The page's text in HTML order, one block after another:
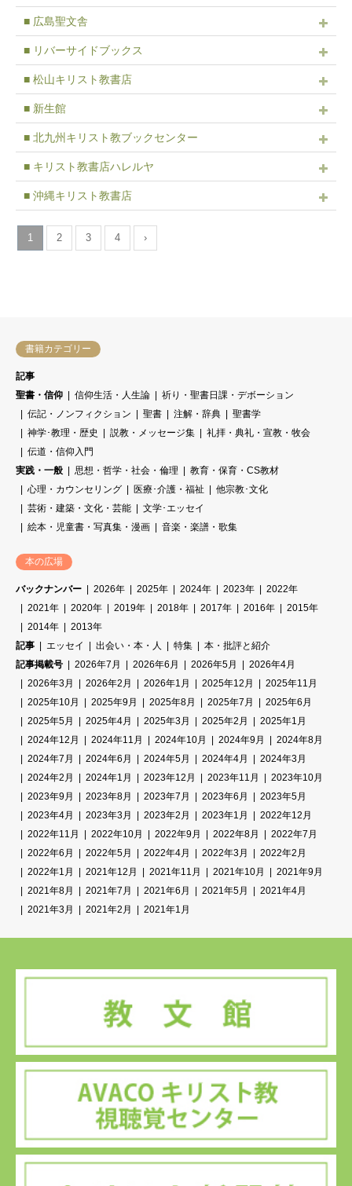
■ 広島聖文舎
■ リバーサイドブックス
■ 松山キリスト教書店
■ 新生館
■ 北九州キリスト教ブックセンター
■ キリスト教書店ハレルヤ
■ 沖縄キリスト教書店
1 2 3 4 ›
書籍カテゴリー
記事
聖書・信仰
信仰生活・人生論
祈り・聖書日課・デボーション
伝記・ノンフィクション
聖書 注解・辞典
聖書学
神学･教理・歴史
説教・メッセージ集
礼拝・典礼・宣教・牧会
伝道・信仰入門
実践・一般
思想・哲学・社会・倫理
教育・保育・CS教材
心理・カウンセリング
医療･介護・福祉
他宗教･文化
芸術・建築・文化・芸能
文学･エッセイ
絵本・児童書・写真集・漫画
音楽・楽譜・歌集
本の広場
バックナンバー 2026年 2025年 2024年 2023年
2022年
2021年
2020年 2019年 2018年 2017年 2016年
2015年
2014年
2013年
記事
エッセイ 出会い・本・人 特集
本・批評と紹介
記事掲載号
2026年7月 2026年6月 2026年5月
2026年4月
2026年3月
2026年2月 2026年1月 2025年12月
2025年11月
2025年10月
2025年9月 2025年8月 2025年7月
2025年6月
2025年5月
2025年4月 2025年3月 2025年2月
2025年1月
2024年12月
2024年11月 2024年10月 2024年9月
2024年8月
2024年7月
2024年6月 2024年5月 2024年4月
2024年3月
2024年2月
2024年1月 2023年12月 2023年11月
2023年10月
2023年9月
2023年8月 2023年7月 2023年6月
2023年5月
2023年4月
2023年3月 2023年2月 2023年1月
2022年12月
2022年11月
2022年10月 2022年9月 2022年8月
2022年7月
2022年6月
2022年5月 2022年4月 2022年3月
2022年2月
2022年1月
2021年12月 2021年11月 2021年10月
2021年9月
2021年8月
2021年7月 2021年6月 2021年5月
2021年4月
2021年3月
2021年2月 2021年1月